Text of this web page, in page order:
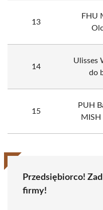
13
FHU
14
Ulisses
do
15
PUH
MISH
Przedsiębiorco!
firmy!